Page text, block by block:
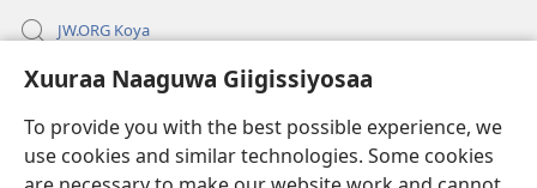
Xuuraa Naaguwa Giigissiyosaa
To provide you with the best possible experience, we
use cookies and similar technologies. Some cookies
JW.ORG Koya
Kawotettaa Sunttatussi Giigida Qonccissuwa
Miishshaa Immiyogaa
(opens
new